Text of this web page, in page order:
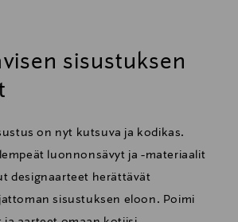
ylhäällä: 138 cm
sisustuksen
on nyt kutsuva ja kodikas.
luonnonsävyt ja -materiaalit
designaarteet herättävät
sisustuksen eloon. Poimi